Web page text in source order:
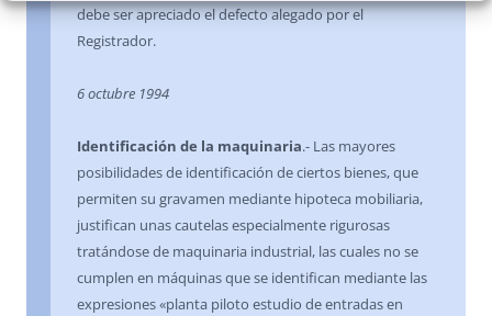
debe ser apreciado el defecto alegado por el
Registrador.
6 octubre 1994
Identificación de la maquinaria.- Las mayores
posibilidades de identificación de ciertos bienes, que
permiten su gravamen mediante hipoteca mobiliaria,
justifican unas cautelas especialmente rigurosas
tratándose de maquinaria industrial, las cuales no se
cumplen en máquinas que se identifican mediante las
expresiones «planta piloto estudio de entradas en